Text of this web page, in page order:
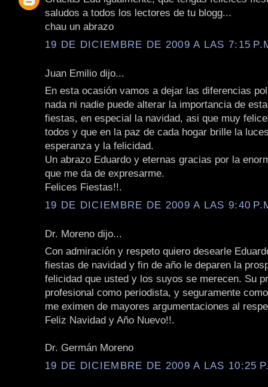
saludos a todos los lectores de tu blogg...
chau un abrazo
19 DE DICIEMBRE DE 2009 A LAS 7:15
Juan Emilio dijo...
En esta ocasión vamos a dejar las diferencias
nada ni nadie puede alterar la importancia de
fiestas, en especial la navidad, asi que muy
todos y que en la paz de cada hogar brille la
esperanza y la felicidad.
Un abrazo Eduardo y eternas gracias por la
que me da de expresarme.
Felices Fiestas!!.
19 DE DICIEMBRE DE 2009 A LAS 9:40
Dr. Moreno dijo...
Con admiración y respeto quiero desearle
fiestas de navidad y fin de año le deparen la
felicidad que usted y los suyos se merecen. Su
profesional como periodista, y seguramente
me eximen de mayores argumentaciones al
Feliz Navidad y Año Nuevo!!.
Dr. Germán Moreno
19 DE DICIEMBRE DE 2009 A LAS 10:25